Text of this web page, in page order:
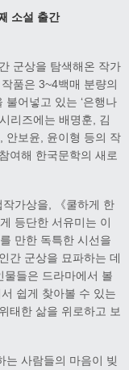
소설 출간
군상을 탐색해온 작가
품은 3~4백매 분량의
어넣고 있는 ‘은행나
리즈에는 배명훈, 김
안보윤, 윤이형 등의 작
여해 한국문학의 새로
가상을, 《쿨하게 한
등단한 서유미는 이
만한 독특한 시선을
간 군상을 묘파하는 데
들은 드라마에서 볼
쉽게 찾아볼 수 있는
태한 삶을 위로하고 보
는 사람들의 마음이 빚